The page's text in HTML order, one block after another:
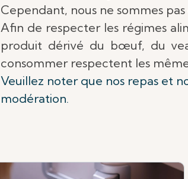
Cependant, nous ne sommes
Afin de respecter les régimes
produit dérivé du bœuf, du
consommer respectent les
Veuillez noter que nos repas et
modération.